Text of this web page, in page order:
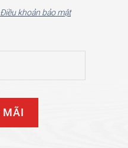
Điều khoản bảo mật